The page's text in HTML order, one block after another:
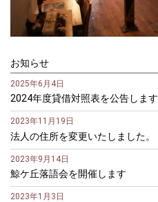
お知らせ
2025年6月4日
2024年度貸借対照表を公告します
2023年11月19日
法人の住所を変更いたしました。
2023年9月14日
鯨ケ丘落語会を開催します
2023年1月3日